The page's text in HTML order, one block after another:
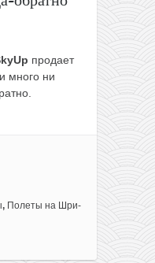
продает
много ни
, Полеты на Шри-